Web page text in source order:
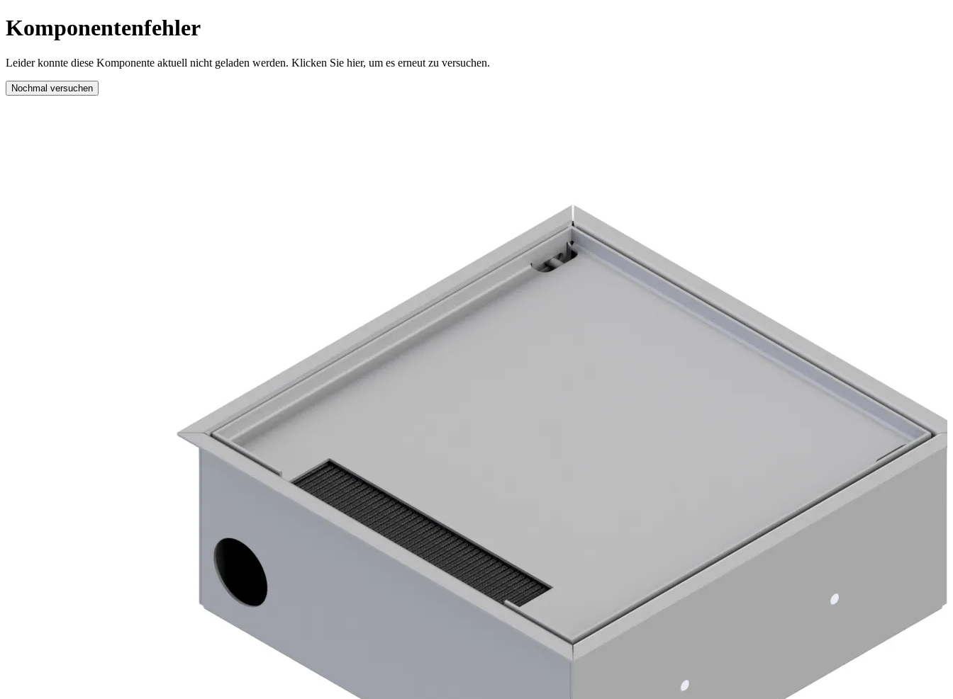
Komponentenfehler
Leider konnte diese Komponente aktuell nicht geladen werden. Klicken Sie hier, um es erneut zu versuchen.
Nochmal versuchen